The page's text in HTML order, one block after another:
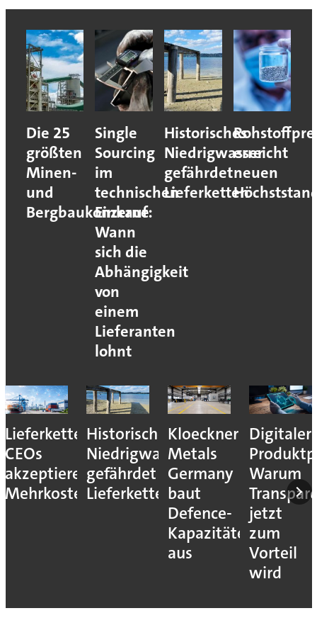
Die 25
größten
Minen-
und
Bergbaukonzerne
Single
Sourcing
im
technischen
Einkauf:
Wann
sich die
Abhängigkeit
von
einem
Lieferanten
lohnt
Historisches
Niedrigwasser
gefährdet
Lieferketten
erreicht
neuen
Lieferkettenresilienz:
CEOs
akzeptieren
Mehrkosten
Historisches
Niedrigwasser
gefährdet
Lieferketten
Kloeckner
Metals
Germany
baut
Defence-
Kapazitäten
aus
Digitaler
Warum
jetzt
zum
Vorteil
wird